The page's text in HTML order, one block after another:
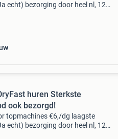
echt) bezorging door heel nl, 120
huren Sterkste
ook bezorgd!
topmachines €6,/dg laagste
echt) bezorging door heel nl, 120